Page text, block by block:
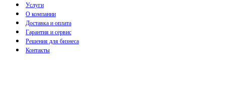
Услуги
О компании
Доставка и оплата
Гарантия и сервис
Решения для бизнеса
Контакты